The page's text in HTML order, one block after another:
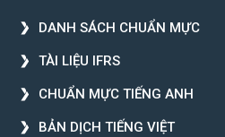
DANH SÁCH CHUẨN MỰC
TÀI LIỆU IFRS
CHUẨN MỰC TIẾNG ANH
BẢN DỊCH TIẾNG VIỆT